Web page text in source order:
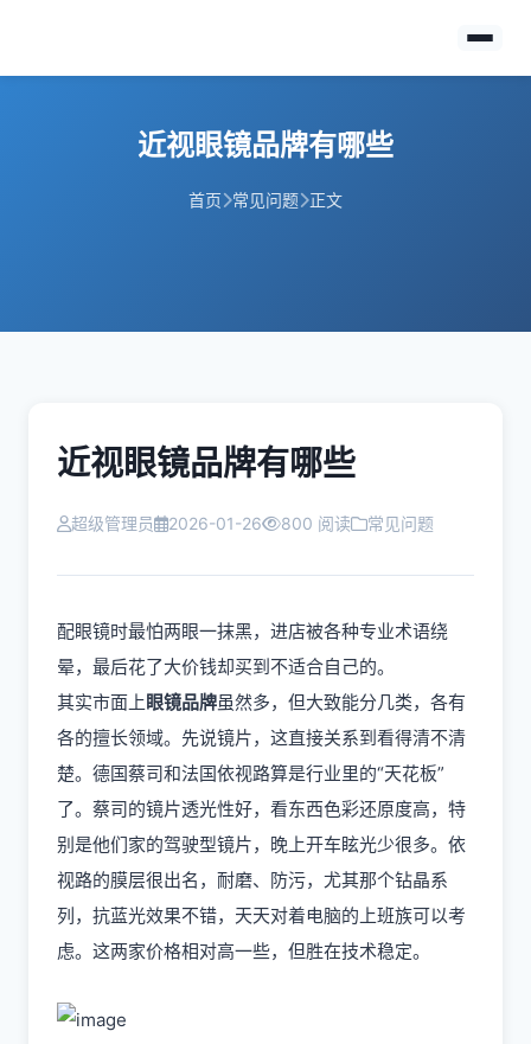
近视眼镜品牌有哪些
首页 常见问题 正文
近视眼镜品牌有哪些
超级管理员 2026-01-26 800 阅读 常见问题
配眼镜时最怕两眼一抹黑，进店被各种专业术语绕
晕，最后花了大价钱却买到不适合自己的。
其实市面上眼镜品牌虽然多，但大致能分几类，各有
各的擅长领域。先说镜片，这直接关系到看得清不清
楚。德国蔡司和法国依视路算是行业里的“天花板”
了。蔡司的镜片透光性好，看东西色彩还原度高，特
别是他们家的驾驶型镜片，晚上开车眩光少很多。依
视路的膜层很出名，耐磨、防污，尤其那个钻晶系
列，抗蓝光效果不错，天天对着电脑的上班族可以考
虑。这两家价格相对高一些，但胜在技术稳定。